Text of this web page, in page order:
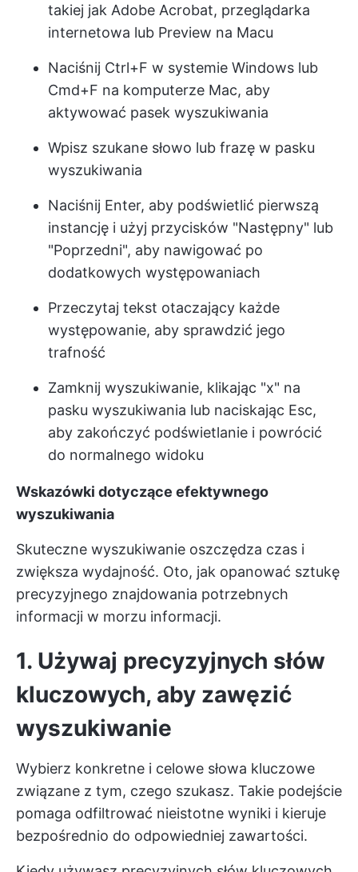
takiej jak Adobe Acrobat, przeglądarka
internetowa lub Preview na Macu
Naciśnij Ctrl+F w systemie Windows lub
Cmd+F na komputerze Mac, aby
aktywować pasek wyszukiwania
Wpisz szukane słowo lub frazę w pasku
wyszukiwania
Naciśnij Enter, aby podświetlić pierwszą
instancję i użyj przycisków "Następny" lub
"Poprzedni", aby nawigować po
dodatkowych występowaniach
Przeczytaj tekst otaczający każde
występowanie, aby sprawdzić jego
trafność
Zamknij wyszukiwanie, klikając "x" na
pasku wyszukiwania lub naciskając Esc,
aby zakończyć podświetlanie i powrócić
do normalnego widoku
Wskazówki dotyczące efektywnego
wyszukiwania
Skuteczne wyszukiwanie oszczędza czas i
zwiększa wydajność. Oto, jak opanować sztukę
precyzyjnego znajdowania potrzebnych
informacji w morzu informacji.
1. Używaj precyzyjnych słów
kluczowych, aby zawęzić
wyszukiwanie
Wybierz konkretne i celowe słowa kluczowe
związane z tym, czego szukasz. Takie podejście
pomaga odfiltrować nieistotne wyniki i kieruje
bezpośrednio do odpowiedniej zawartości.